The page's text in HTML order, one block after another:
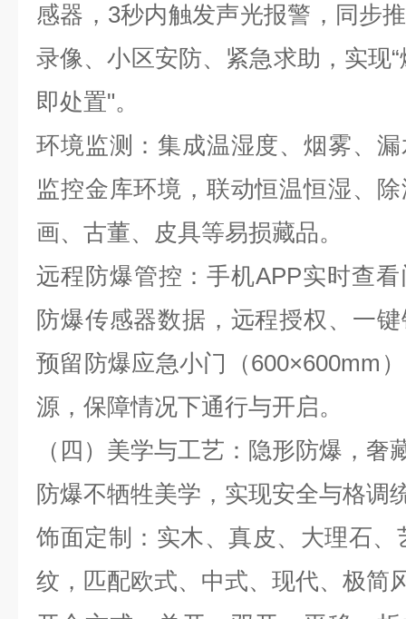
感器， 3秒内触发声光报警，同步
录像、小区安防、紧急求助，实现
即处置"。
环境监测：集成温湿度、烟雾、
监控金库环境，联动恒温恒湿、
画、古董、皮具等易损藏品。
远程防爆管控：手机APP实时查
防爆传感器数据，远程授权、一
预留防爆应急小门（600×600mm
源，保障情况下通行与开启。
（四）美学与工艺：隐形防爆，奢
防爆不牺牲美学，实现安全与格调
饰面定制：实木、真皮、大理石
纹，匹配欧式、中式、现代、极简